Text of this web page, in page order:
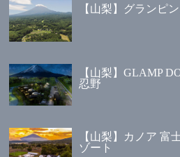
【山梨】グランピ
【山梨】GLAMP
忍野
【山梨】カノア 富
ゾート